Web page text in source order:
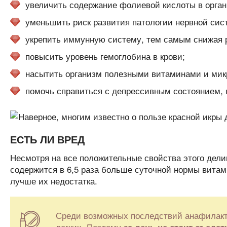
увеличить содержание фолиевой кислоты в
уменьшить риск развития патологии нервной
укрепить иммунную систему, тем самым снижая
повысить уровень гемоглобина в крови;
насытить организм полезными витаминами и
помочь справиться с депрессивным
ЕСТЬ ЛИ ВРЕД
Несмотря на все положительные свойства этого
содержится в 6,5 раза больше суточной нормы
лучше их недостатка.
Среди возможных последствий